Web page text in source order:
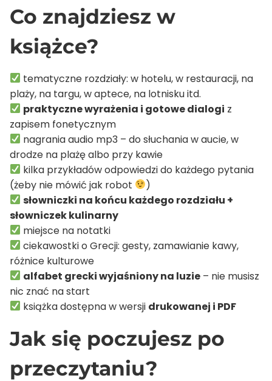
Co znajdziesz w
książce?
tematyczne rozdziały: w hotelu, w restauracji, na
plaży, na targu, w aptece, na lotnisku itd.
praktyczne wyrażenia i gotowe dialogi z
zapisem fonetycznym
nagrania audio mp3 – do słuchania w aucie, w
drodze na plażę albo przy kawie
kilka przykładów odpowiedzi do każdego pytania
(żeby nie mówić jak robot
)
słowniczki na końcu każdego rozdziału +
słowniczek kulinarny
miejsce na notatki
ciekawostki o Grecji: gesty, zamawianie kawy,
różnice kulturowe
alfabet grecki wyjaśniony na luzie – nie musisz
nic znać na start
książka dostępna w wersji drukowanej i PDF
Jak się poczujesz po
przeczytaniu?